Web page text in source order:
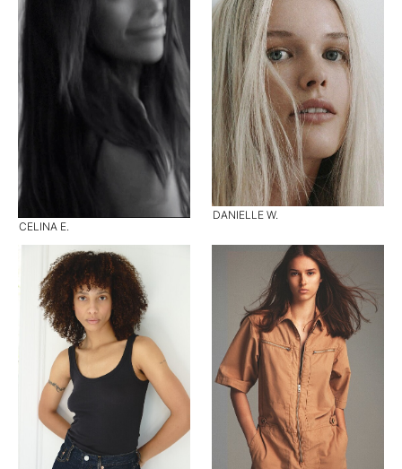
CELINA E.
DANIELLE W.